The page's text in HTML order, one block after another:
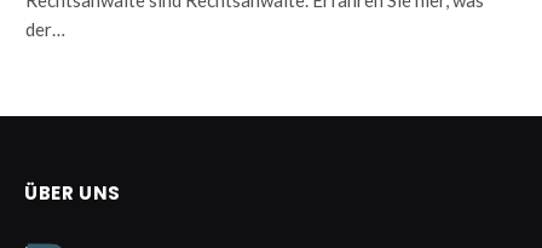
der…
ÜBER UNS